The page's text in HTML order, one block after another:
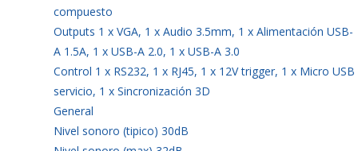
compuesto
Outputs 1 x VGA, 1 x Audio 3.5mm, 1 x Alimentación USB-
A 1.5A, 1 x USB-A 2.0, 1 x USB-A 3.0
Control 1 x RS232, 1 x RJ45, 1 x 12V trigger, 1 x Micro USB
servicio, 1 x Sincronización 3D
General
Nivel sonoro (tipico) 30dB